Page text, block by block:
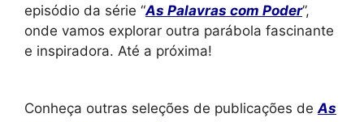
episódio da série “As Palavras com Poder”,
onde vamos explorar outra parábola fascinante
e inspiradora. Até a próxima!
Conheça outras seleções de publicações de As